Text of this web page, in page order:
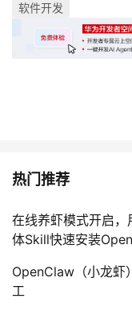
软件开发
热门推荐
在线养虾模式开启
体Skill快速安装
OpenClaw（小龙虾
工